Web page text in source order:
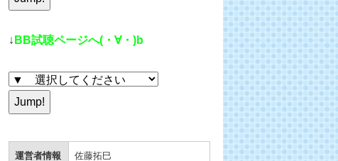
↓ BB試聴ページへ(・∀・)b
運営者情報 佐藤拓巳